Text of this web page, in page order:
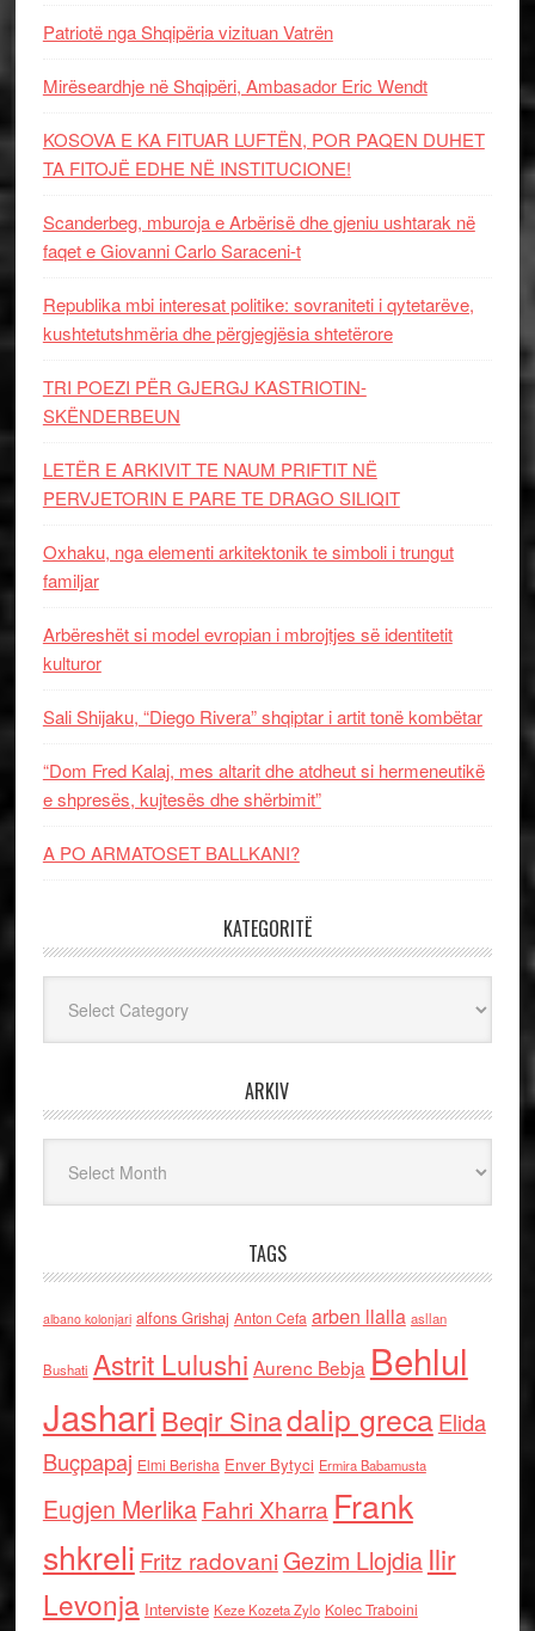
Patriotë nga Shqipëria vizituan Vatrën
Mirëseardhje në Shqipëri, Ambasador Eric Wendt
KOSOVA E KA FITUAR LUFTËN, POR PAQEN DUHET
TA FITOJË EDHE NË INSTITUCIONE!
Scanderbeg, mburoja e Arbërisë dhe gjeniu ushtarak në
faqet e Giovanni Carlo Saraceni-t
Republika mbi interesat politike: sovraniteti i qytetarëve,
kushtetutshmëria dhe përgjegjësia shtetërore
TRI POEZI PËR GJERGJ KASTRIOTIN-
SKËNDERBEUN
LETËR E ARKIVIT TE NAUM PRIFTIT NË
PERVJETORIN E PARE TE DRAGO SILIQIT
Oxhaku, nga elementi arkitektonik te simboli i trungut
familjar
Arbëreshët si model evropian i mbrojtjes së identitetit
kulturor
Sali Shijaku, “Diego Rivera” shqiptar i artit tonë kombëtar
“Dom Fred Kalaj, mes altarit dhe atdheut si hermeneutikë
e shpresës, kujtesës dhe shërbimit”
A PO ARMATOSET BALLKANI?
KATEGORITË
ARKIV
TAGS
albano kolonjari alfons Grishaj Anton Cefa arben llalla asllan
Bushati Astrit Lulushi Aurenc Bebja Behlul
Jashari Beqir Sinadalip grecaElida
Buçpapaj Elmi Berisha Enver Bytyci Ermira Babamusta
Eugjen MerlikaFahri Xharra Frank
shkreli Fritz radovaniGezim Llojdia Ilir
Levonja Interviste Keze Kozeta Zylo Kolec Traboini